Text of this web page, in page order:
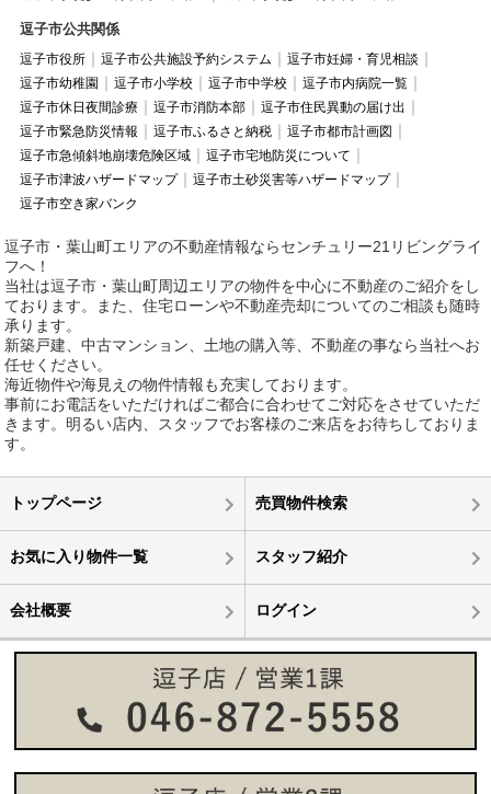
逗子市公共関係
逗子市役所 逗子市公共施設予約システム
逗子市妊婦・育児相談
逗子市幼稚園
逗子市小学校 逗子市中学校
逗子市内病院一覧
逗子市休日夜間診療
逗子市消防本部
逗子市住民異動の届け出
逗子市緊急防災情報
逗子市ふるさと納税
逗子市都市計画図
逗子市急傾斜地崩壊危険区域
逗子市宅地防災について
逗子市津波ハザードマップ
逗子市土砂災害等ハザードマップ
逗子市空き家バンク
逗子市・葉山町エリアの不動産情報ならセンチュリー21リビングライ
フへ！
当社は逗子市・葉山町周辺エリアの物件を中心に不動産のご紹介をし
ております。また、住宅ローンや不動産売却についてのご相談も随時
承ります。
新築戸建、中古マンション、土地の購入等、不動産の事なら当社へお
任せください。
海近物件や海見えの物件情報も充実しております。
事前にお電話をいただければご都合に合わせてご対応をさせていただ
きます。明るい店内、スタッフでお客様のご来店をお待ちしておりま
す。
トップページ 売買物件検索
お気に入り物件一覧 スタッフ紹介
会社概要 ログイン